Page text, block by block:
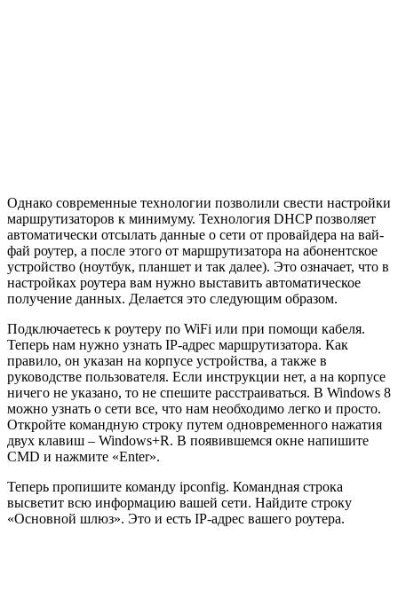
Однако современные технологии позволили свести настройки
маршрутизаторов к минимуму. Технология DHCP позволяет
автоматически отсылать данные о сети от провайдера на вай-
фай роутер, а после этого от маршрутизатора на абонентское
устройство (ноутбук, планшет и так далее). Это означает, что в
настройках роутера вам нужно выставить автоматическое
получение данных. Делается это следующим образом.
Подключаетесь к роутеру по WiFi или при помощи кабеля.
Теперь нам нужно узнать IP-адрес маршрутизатора. Как
правило, он указан на корпусе устройства, а также в
руководстве пользователя. Если инструкции нет, а на корпусе
ничего не указано, то не спешите расстраиваться. В Windows 8
можно узнать о сети все, что нам необходимо легко и просто.
Откройте командную строку путем одновременного нажатия
двух клавиш – Windows+R. В появившемся окне напишите
CMD и нажмите «Enter».
Теперь пропишите команду ipconfig. Командная строка
высветит всю информацию вашей сети. Найдите строку
«Основной шлюз». Это и есть IP-адрес вашего роутера.